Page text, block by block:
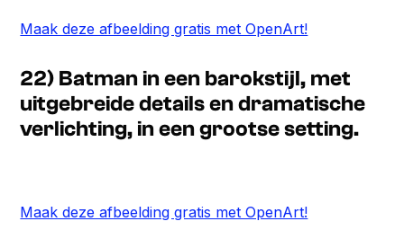
Maak deze afbeelding gratis met OpenArt!
22) Batman in een barokstijl, met
uitgebreide details en dramatische
verlichting, in een grootse setting.
Maak deze afbeelding gratis met OpenArt!